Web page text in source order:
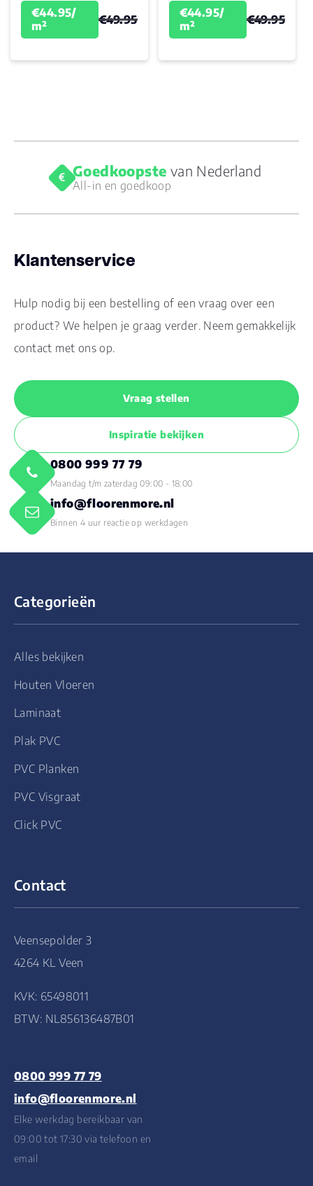
€44.95/
m²
€49.95
€44.95/
m²
€49.95
Goedkoopste van Nederland
All-in en goedkoop
Klantenservice
Hulp nodig bij een bestelling of een vraag over een
product? We helpen je graag verder. Neem gemakkelijk
contact met ons op.
Vraag stellen
Inspiratie bekijken
0800 999 77 79
Maandag t/m zaterdag 09:00 - 18:00
info@floorenmore.nl
Binnen 4 uur reactie op werkdagen
Categorieën
Alles bekijken
Houten Vloeren
Laminaat
Plak PVC
PVC Planken
PVC Visgraat
Click PVC
Contact
Veensepolder 3
4264 KL Veen
KVK: 65498011
BTW: NL856136487B01
0800 999 77 79
info@floorenmore.nl
Elke werkdag bereikbaar van
09:00 tot 17:30 via telefoon en
email